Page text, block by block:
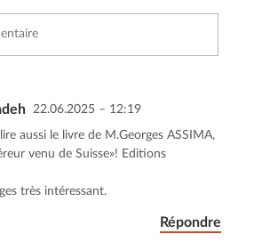
le commentaire
22.06.2025 – 12:19
aussi le livre de M.Georges ASSIMA,
venu de Suisse»! Editions
très intéressant.
Répondre